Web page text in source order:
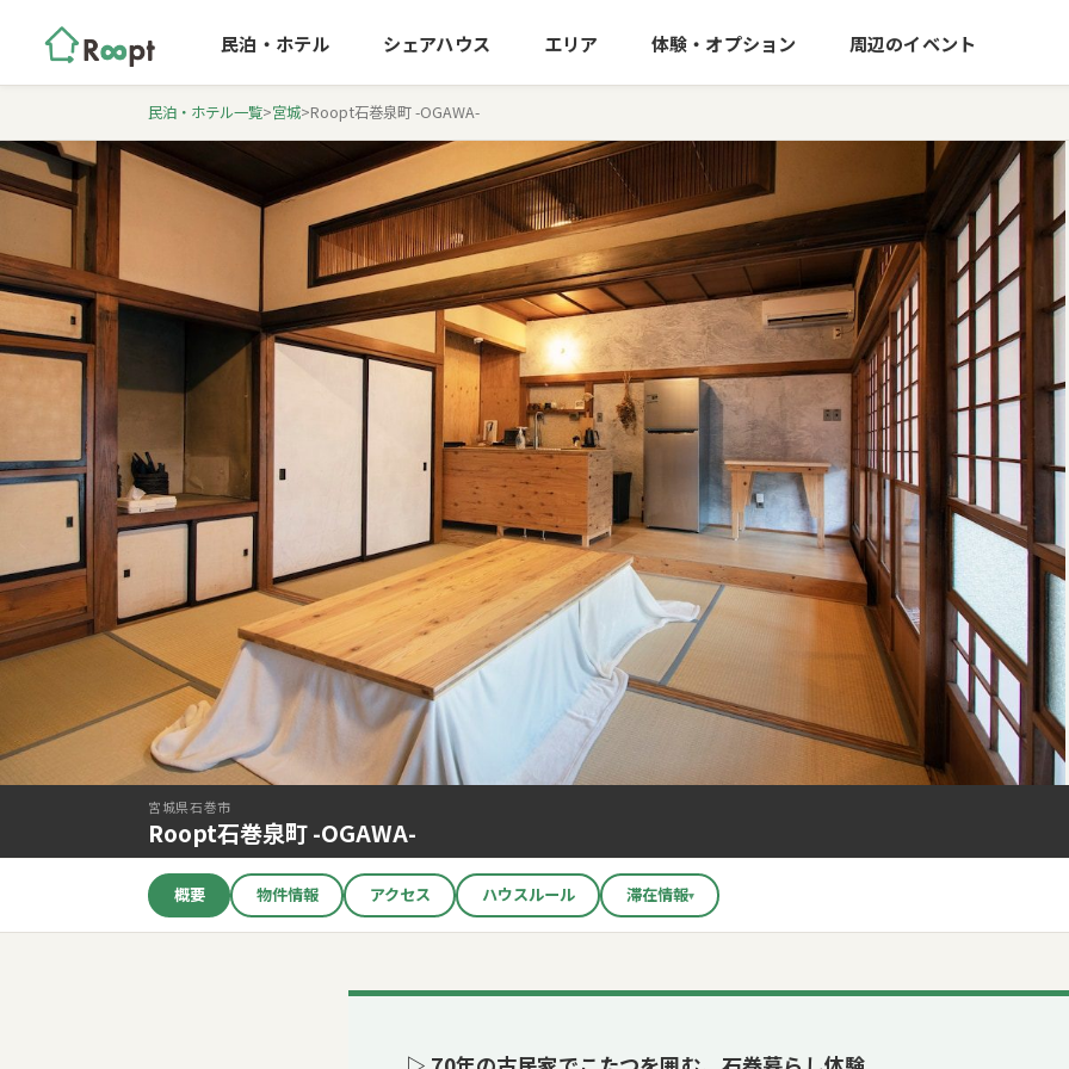
民泊・ホテル シェアハウス エリア 体験・オプション 周辺のイベント
民泊・ホテル一覧>宮城>Roopt石巻泉町 -OGAWA-
宮城県石巻市
Roopt石巻泉町 -OGAWA-
概要 物件情報 アクセス ハウスルール 滞在情報▾